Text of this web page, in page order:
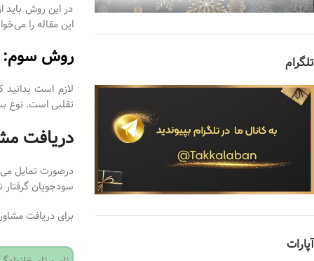
تلگرام
آپارات
در این روش
این مقاله را
روش سوم:
لازم است
تقلبی است. نوع
دریافت
درصورت تمایل
سودجویان
برای دریافت